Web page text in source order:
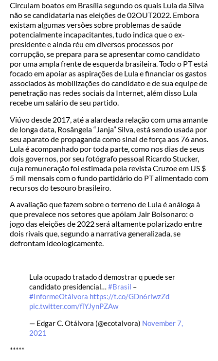
Circulam boatos em Brasília segundo os quais Lula da Silva
não se candidataria nas eleições de 02OUT2022. Embora
existam algumas versões sobre problemas de saúde
potencialmente incapacitantes, tudo indica que o ex-
presidente e ainda réu em diversos processos por
corrupção, se prepara para se apresentar como candidato
por uma ampla frente de esquerda brasileira. Todo o PT está
focado em apoiar as aspirações de Lula e financiar os gastos
associados às mobilizações do candidato e de sua equipe de
penetração nas redes sociais da Internet, além disso Lula
recebe um salário de seu partido.
Viúvo desde 2017, até a alardeada relação com uma amante
de longa data, Rosângela “Janja” Silva, está sendo usada por
seu aparato de propaganda como sinal de força aos 76 anos.
Lula é acompanhado por toda parte, como nos dias de seus
dois governos, por seu fotógrafo pessoal Ricardo Stucker,
cuja remuneração foi estimada pela revista Cruzoe em US $
5 mil mensais com o fundo partidário do PT alimentado com
recursos do tesouro brasileiro.
A avaliação que fazem sobre o terreno de Lula é análoga à
que prevalece nos setores que apóiam Jair Bolsonaro: o
jogo das eleições de 2022 será altamente polarizado entre
dois rivais que, segundo a narrativa generalizada, se
defrontam ideologicamente.
Lula ocupado tratado d demostrar q puede ser
candidato presidencial… #Brasil –
#InformeOtálvora https://t.co/GDn6rlwzZd
pic.twitter.com/flYJynPZAw
— Edgar C. Otálvora (@ecotalvora) November 7,
2021
*****